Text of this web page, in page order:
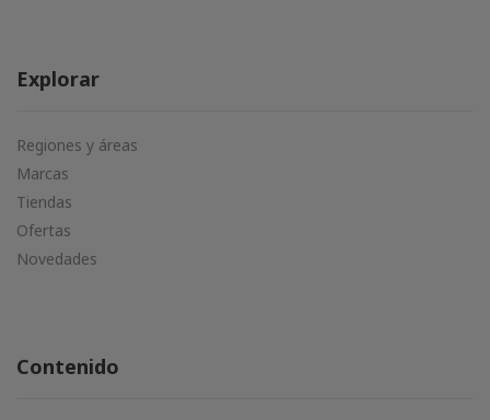
Explorar
Regiones y áreas
Marcas
Tiendas
Ofertas
Novedades
Contenido